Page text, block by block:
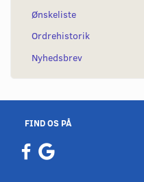
Ønskeliste
Ordrehistorik
Nyhedsbrev
FIND OS PÅ